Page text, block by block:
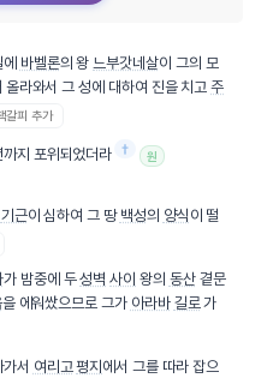
바벨론의 왕느부갓네살이 그의 모
올라와서 그 성에 대하여 진을 치고주
갈피 추가
지 포위되었더라 † 원
기근이 심하여 그 땅 백성의 양식 이 떨
가 밤중에 두성벽 사이 왕의 동산곁문
을 에워쌌으므로 그가 아라바 길로 가
서 여리고평지 에서 그를 따라 잡으